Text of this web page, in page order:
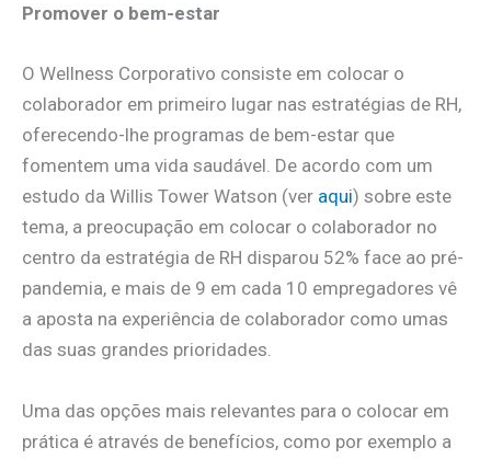
Promover o bem-estar
O Wellness Corporativo consiste em colocar o
colaborador em primeiro lugar nas estratégias de RH,
oferecendo-lhe programas de bem-estar que
fomentem uma vida saudável. De acordo com um
estudo da Willis Tower Watson (ver aqui) sobre este
tema, a preocupação em colocar o colaborador no
centro da estratégia de RH disparou 52% face ao pré-
pandemia, e mais de 9 em cada 10 empregadores vê
a aposta na experiência de colaborador como umas
das suas grandes prioridades.
Uma das opções mais relevantes para o colocar em
prática é através de benefícios, como por exemplo a